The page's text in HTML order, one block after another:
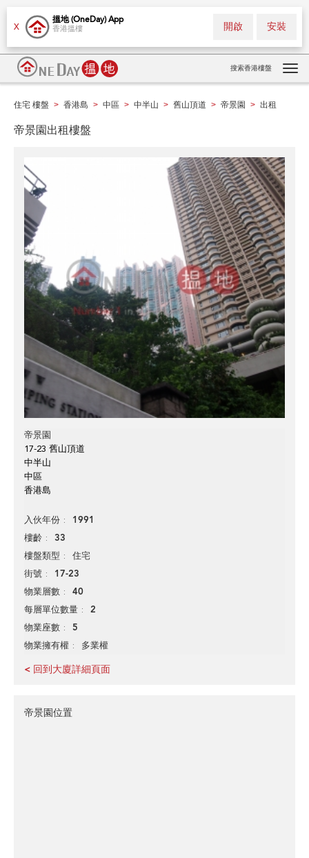
X
搵地 (OneDay) App
香港搵樓 安裝
開啟
搜索香港樓盤
住宅 樓盤 > 香港島 > 中區 > 中半山 > 舊山頂道 > 帝景園 > 出租
帝景園出租樓盤
帝景園
17-23 舊山頂道
中半山
中區
香港島
入伙年份 1991
樓齡 33
樓盤類型 住宅
街號 17-23
物業層數 40
每層單位數量 2
物業座數 5
物業擁有權 多業權
< 回到大廈詳細頁面
帝景園位置